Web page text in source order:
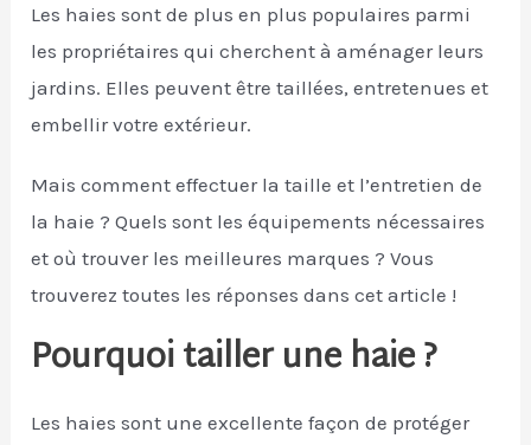
Les haies sont de plus en plus populaires parmi
les propriétaires qui cherchent à aménager leurs
jardins. Elles peuvent être taillées, entretenues et
embellir votre extérieur.
Mais comment effectuer la taille et l’entretien de
la haie ? Quels sont les équipements nécessaires
et où trouver les meilleures marques ? Vous
trouverez toutes les réponses dans cet article !
Pourquoi tailler une haie ?
Les haies sont une excellente façon de protéger